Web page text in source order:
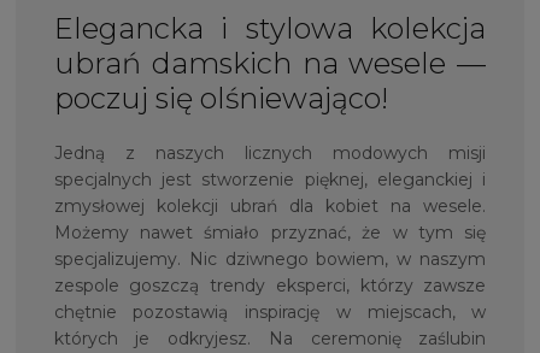
Elegancka i stylowa kolekcja
ubrań damskich na wesele —
poczuj się olśniewająco!
Jedną z naszych licznych modowych misji
specjalnych jest stworzenie pięknej, eleganckiej i
zmysłowej kolekcji ubrań dla kobiet na wesele.
Możemy nawet śmiało przyznać, że w tym się
specjalizujemy. Nic dziwnego bowiem, w naszym
zespole goszczą trendy eksperci, którzy zawsze
chętnie pozostawią inspirację w miejscach, w
których je odkryjesz. Na ceremonię zaślubin